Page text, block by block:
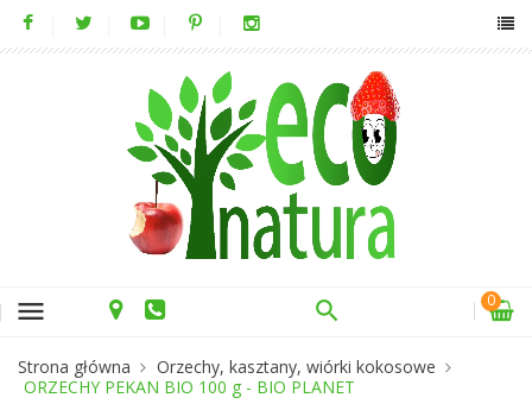
menu 0
Strona główna
Orzechy, kasztany, wiórki kokosowe
ORZECHY PEKAN BIO 100 g - BIO PLANET